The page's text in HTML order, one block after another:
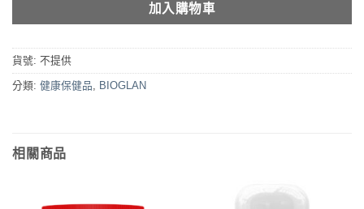
加入購物車
貨號: 不提供
分類: 健康保健品 BIOGLAN
相關商品